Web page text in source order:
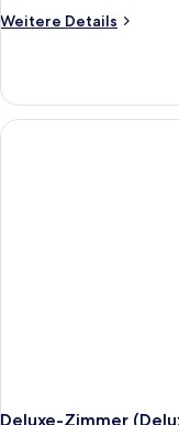
Weitere Details
Weitere
Suite,
Meerblick
Deluxe-Zimmer